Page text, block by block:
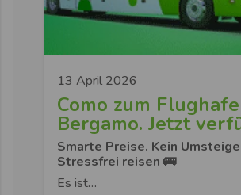
13 April 2026
Como zum
Bergamo. Jetzt
Smarte Preise. Kein
Stressfrei reisen 🚌
Es ist…